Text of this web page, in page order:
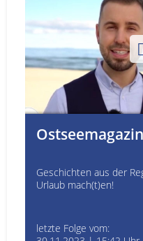
Ostseemagazin
Geschichten aus der
Urlaub mach(t)en!
letzte Folge vom: